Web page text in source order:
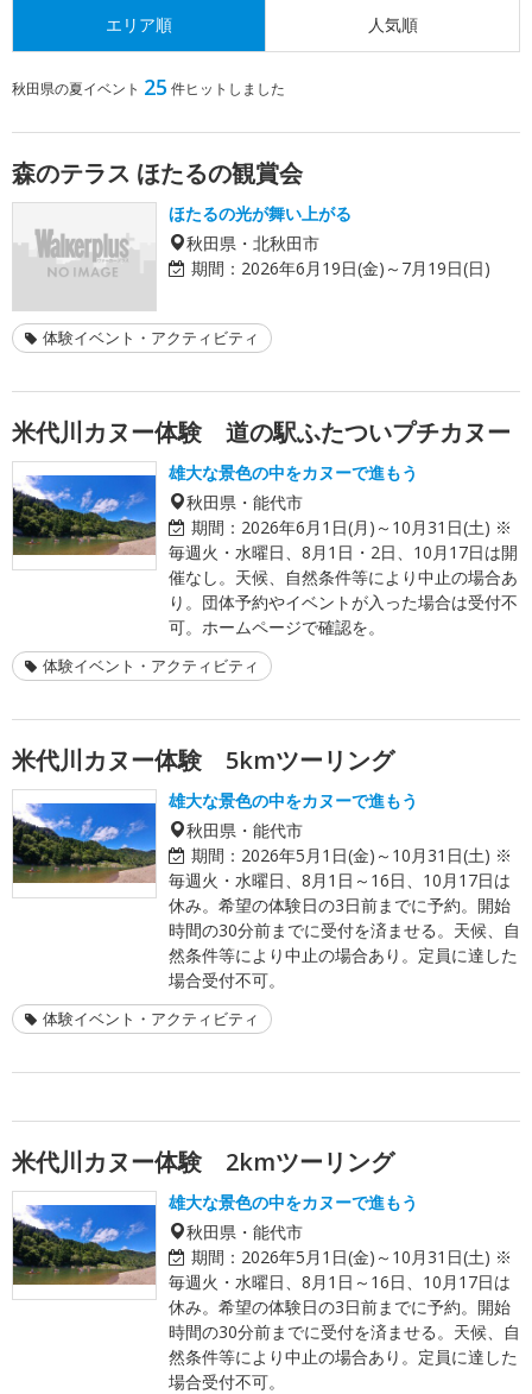
エリア順 人気順
秋田県の夏イベント 25 件ヒットしました
森のテラス ほたるの観賞会
ほたるの光が舞い上がる
秋田県・北秋田市
期間： 2026年6月19日(金)～7月19日(日)
体験イベント・アクティビティ
米代川カヌー体験 道の駅ふたついプチカヌー
雄大な景色の中をカヌーで進もう
秋田県・能代市
期間： 2026年6月1日(月)～10月31日(土) ※
毎週火・水曜日、8月1日・2日、10月17日は開
催なし。天候、自然条件等により中止の場合あ
り。団体予約やイベントが入った場合は受付不
可。ホームページで確認を。
体験イベント・アクティビティ
米代川カヌー体験 5kmツーリング
雄大な景色の中をカヌーで進もう
秋田県・能代市
期間： 2026年5月1日(金)～10月31日(土) ※
毎週火・水曜日、8月1日～16日、10月17日は
休み。希望の体験日の3日前までに予約。開始
時間の30分前までに受付を済ませる。天候、自
然条件等により中止の場合あり。定員に達した
場合受付不可。
体験イベント・アクティビティ
米代川カヌー体験 2kmツーリング
雄大な景色の中をカヌーで進もう
秋田県・能代市
期間： 2026年5月1日(金)～10月31日(土) ※
毎週火・水曜日、8月1日～16日、10月17日は
休み。希望の体験日の3日前までに予約。開始
時間の30分前までに受付を済ませる。天候、自
然条件等により中止の場合あり。定員に達した
場合受付不可。